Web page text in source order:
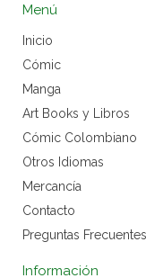
Menú
Inicio
Cómic
Manga
Art Books y Libros
Cómic Colombiano
Otros Idiomas
Mercancía
Contacto
Preguntas Frecuentes
Información